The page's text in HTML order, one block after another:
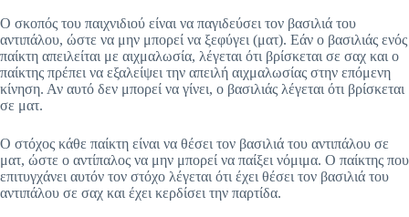
Ο σκοπός του παιχνιδιού είναι να παγιδεύσει τον βασιλιά του
αντιπάλου, ώστε να μην μπορεί να ξεφύγει (ματ). Εάν ο βασιλιάς ενός
παίκτη απειλείται με αιχμαλωσία, λέγεται ότι βρίσκεται σε σαχ και ο
παίκτης πρέπει να εξαλείψει την απειλή αιχμαλωσίας στην επόμενη
κίνηση. Αν αυτό δεν μπορεί να γίνει, ο βασιλιάς λέγεται ότι βρίσκεται
σε ματ.
Ο στόχος κάθε παίκτη είναι να θέσει τον βασιλιά του αντιπάλου σε
ματ, ώστε ο αντίπαλος να μην μπορεί να παίξει νόμιμα. Ο παίκτης που
επιτυγχάνει αυτόν τον στόχο λέγεται ότι έχει θέσει τον βασιλιά του
αντιπάλου σε σαχ και έχει κερδίσει την παρτίδα.